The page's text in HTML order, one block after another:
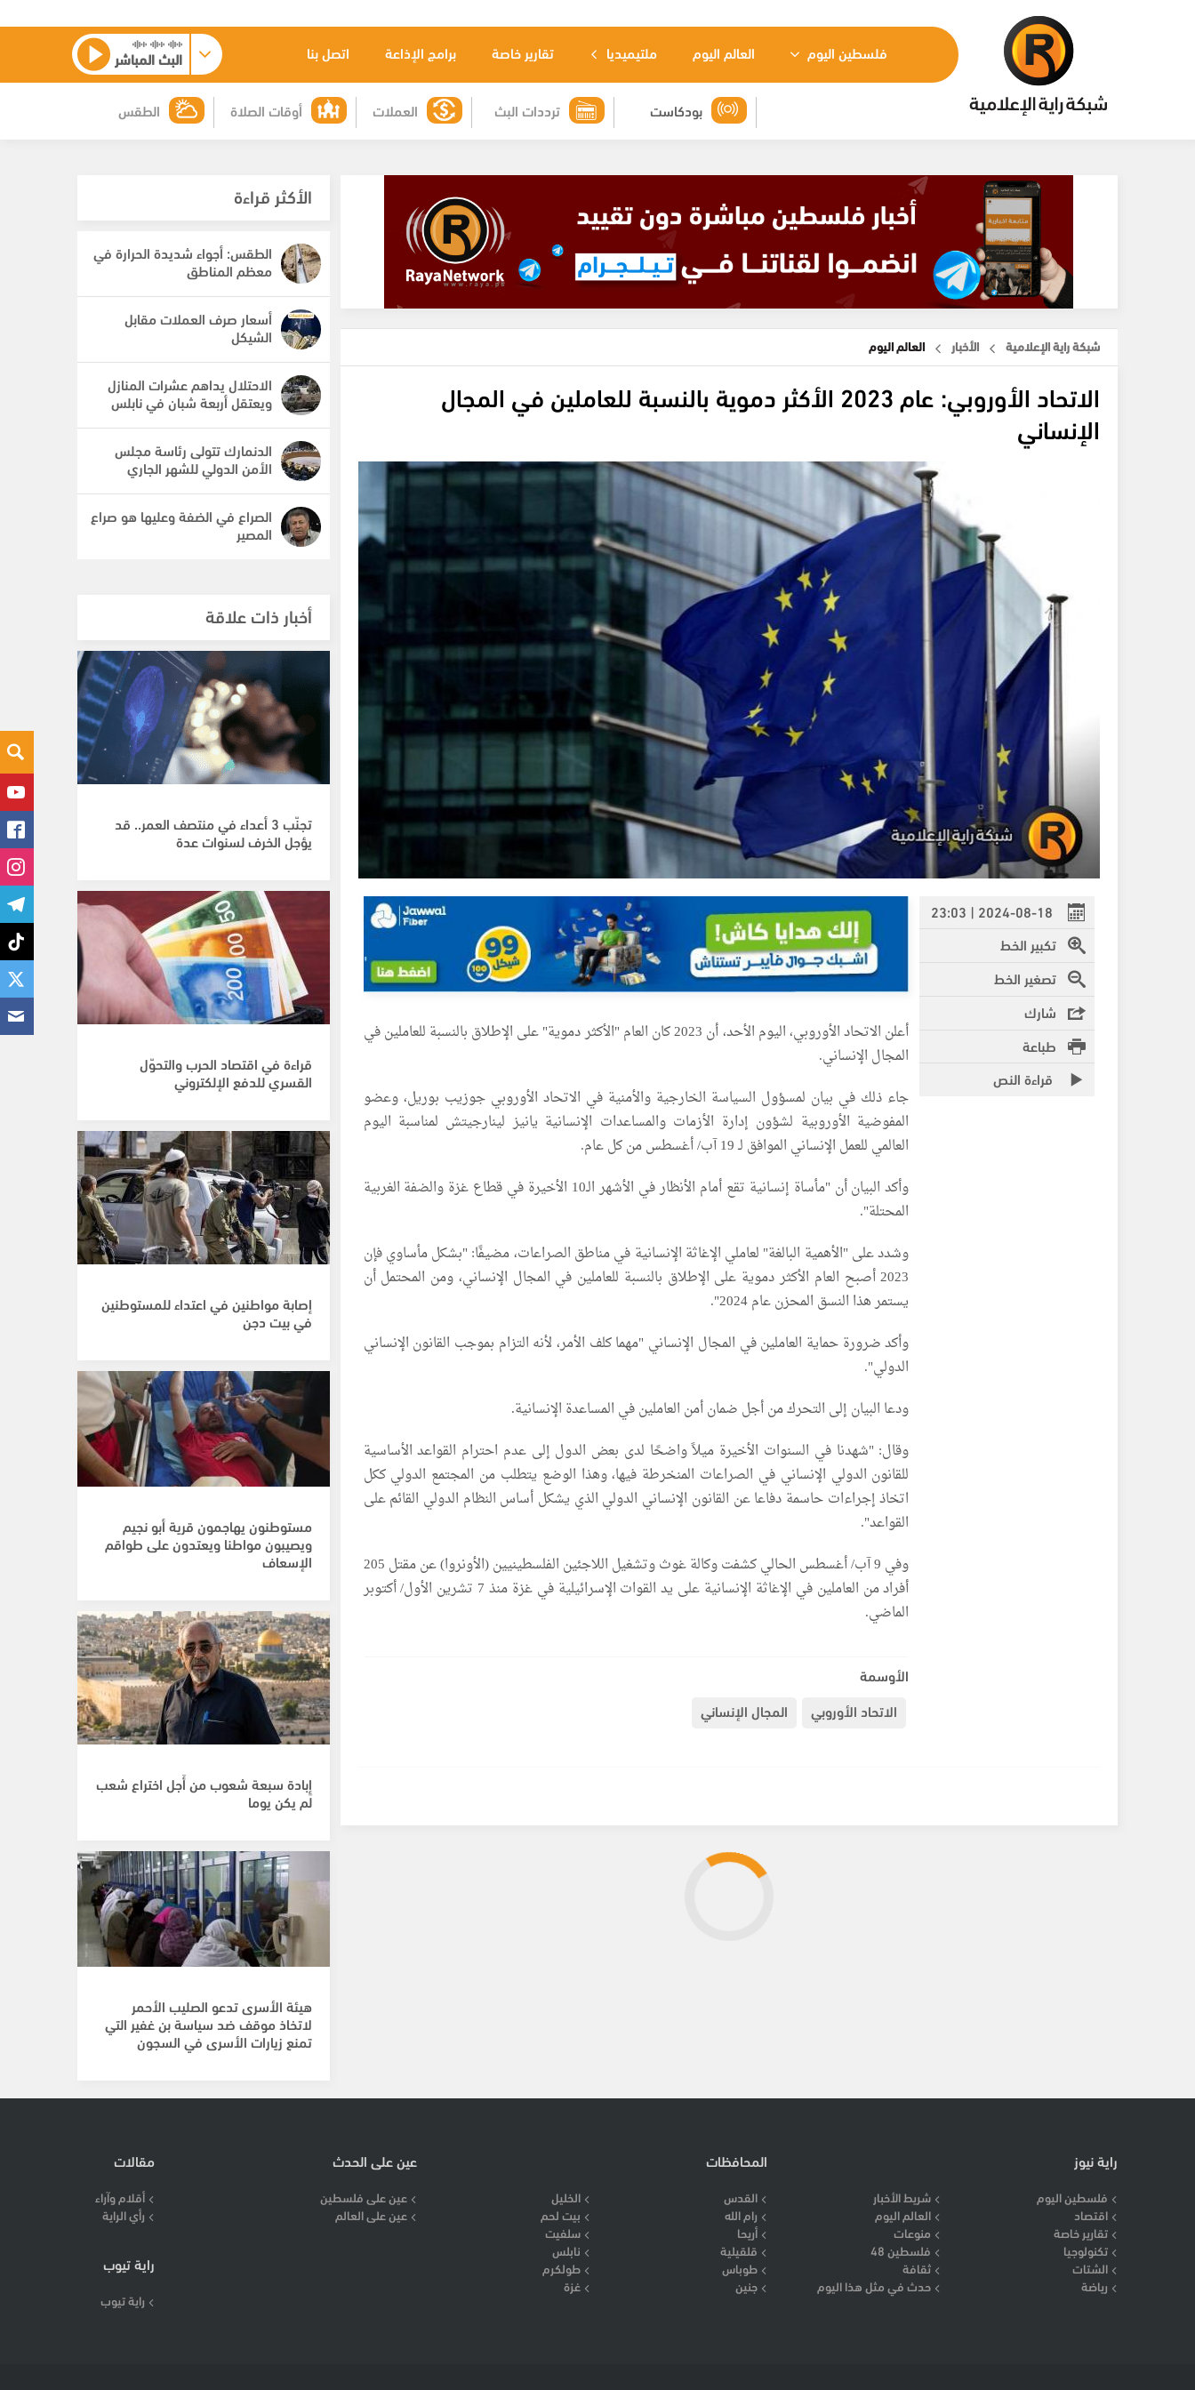
فلسطين اليوم العالم اليوم ملتيميديا تقارير خاصة برامج الإذاعة اتصل بنا البث المباشر
الطقس أوقات الصلاة العملات ترددات البث بودكاست
شبكة راية الإعلامية الأخبار العالم اليوم
الاتحاد الأوروبي: عام 2023 الأكثر دموية بالنسبة للعاملين في المجال
الإنساني
2024-08-18 | 23:03
تكبير الخط
تصغير الخط
شارك
طباعة
قراءة النص
أعلن الاتحاد الأوروبي، اليوم الأحد، أن 2023 كان العام "الأكثر دموية" على الإطلاق بالنسبة للعاملين في
المجال الإنساني.
جاء ذلك في بيان لمسؤول السياسة الخارجية والأمنية في الاتحاد الأوروبي جوزيب بوريل، وعضو
المفوضية الأوروبية لشؤون إدارة الأزمات والمساعدات الإنسانية يانيز لينارجيتش لمناسبة اليوم
العالمي للعمل الإنساني الموافق لـ 19 آب/ أغسطس من كل عام.
وأكد البيان أن "مأساة إنسانية تقع أمام الأنظار في الأشهر الـ10 الأخيرة في قطاع غزة والضفة الغربية
المحتلة".
وشدد على "الأهمية البالغة" لعاملي الإغاثة الإنسانية في مناطق الصراعات، مضيفًا: "بشكل مأساوي فإن
2023 أصبح العام الأكثر دموية على الإطلاق بالنسبة للعاملين في المجال الإنساني، ومن المحتمل أن
يستمر هذا النسق المحزن عام 2024".
وأكد ضرورة حماية العاملين في المجال الإنساني "مهما كلف الأمر، لأنه التزام بموجب القانون الإنساني
الدولي".
ودعا البيان إلى التحرك من أجل ضمان أمن العاملين في المساعدة الإنسانية.
وقال: "شهدنا في السنوات الأخيرة ميلاً واضحًا لدى بعض الدول إلى عدم احترام القواعد الأساسية
للقانون الدولي الإنساني في الصراعات المنخرطة فيها، وهذا الوضع يتطلب من المجتمع الدولي ككل
اتخاذ إجراءات حاسمة دفاعا عن القانون الإنساني الدولي الذي يشكل أساس النظام الدولي القائم على
القواعد".
وفي 9 آب/ أغسطس الحالي كشفت وكالة غوث وتشغيل اللاجئين الفلسطينيين (الأونروا) عن مقتل 205
أفراد من العاملين في الإغاثة الإنسانية على يد القوات الإسرائيلية في غزة منذ 7 تشرين الأول/ أكتوبر
الماضي.
الأوسمة
الاتحاد الأوروبي
المجال الإنساني
الأكثر قراءة
الطقس: أجواء شديدة الحرارة في
معظم المناطق
أسعار صرف العملات مقابل
الشيكل
الاحتلال يداهم عشرات المنازل
ويعتقل أربعة شبان في نابلس
الدنمارك تتولى رئاسة مجلس
الأمن الدولي للشهر الجاري
الصراع في الضفة وعليها هو صراع
المصير
أخبار ذات علاقة
تجنّب 3 أعداء في منتصف العمر.. قد
يؤجل الخرف لسنوات عدة
قراءة في اقتصاد الحرب والتحوّل
القسري للدفع الإلكتروني
إصابة مواطنين في اعتداء للمستوطنين
في بيت دجن
مستوطنون يهاجمون قرية أبو نجيم
ويصيبون مواطنا ويعتدون على طواقم
الإسعاف
إِبادة سبعة شعوب من أَجل اختراع شعب
لم يكن يوما
هيئة الأسرى تدعو الصليب الأحمر
لاتخاذ موقف ضد سياسة بن غفير التي
تمنع زيارات الأسرى في السجون
راية نيوز
فلسطين اليوم
شريط الأخبار
اقتصاد
العالم اليوم
تقارير خاصة
منوعات
تكنولوجيا
فلسطين 48
الشتات
ثقافة
رياضة
حدث في مثل هذا اليوم
المحافظات
القدس
الخليل
رام الله
بيت لحم
أريحا
سلفيت
قلقيلية
نابلس
طوباس
طولكرم
جنين
غزة
عين على الحدث
عين على فلسطين
عين على العالم
مقالات
أقلام وآراء
رأي الراية
راية تيوب
راية تيوب